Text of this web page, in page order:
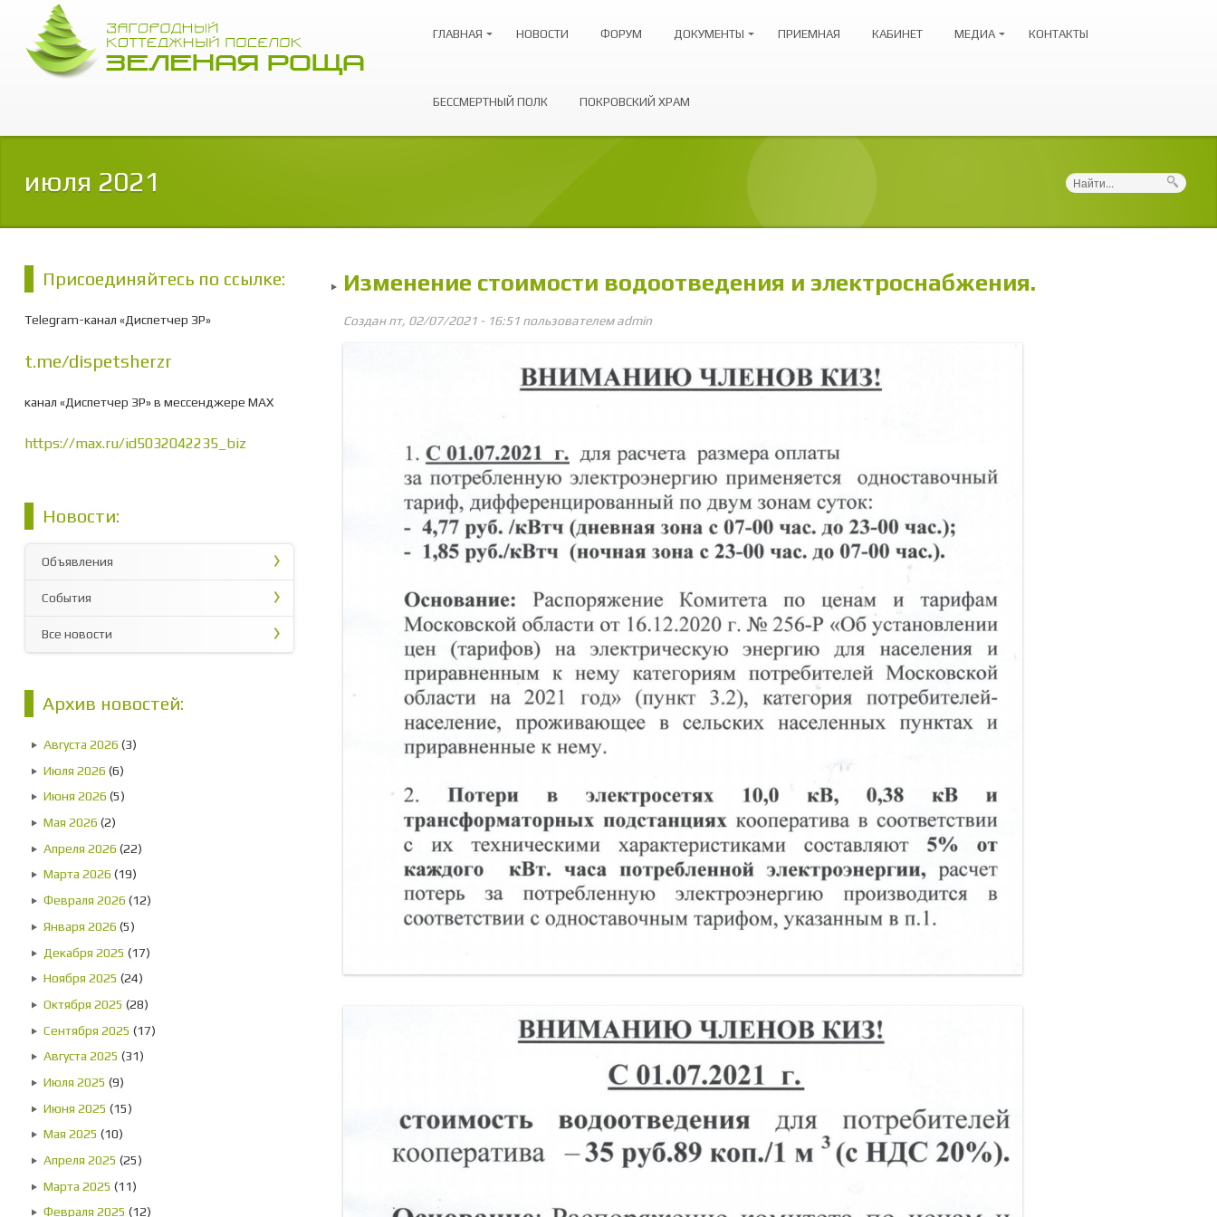
ГЛАВНАЯ НОВОСТИ ФОРУМ ДОКУМЕНТЫ ПРИЕМНАЯ КАБИНЕТ МЕДИА КОНТАКТЫ
БЕССМЕРТНЫЙ ПОЛК ПОКРОВСКИЙ ХРАМ
июля 2021 Поиск
Присоединяйтесь по ссылке:
Telegram-канал «Диспетчер ЗР»
t.me/dispetsherzr
канал «Диспетчер ЗР» в мессенджере МАХ
https://max.ru/id5032042235_biz
Новости:
Объявления
События
Все новости
Архив новостей:
Августа 2026 (3)
Июля 2026 (6)
Июня 2026 (5)
Мая 2026 (2)
Апреля 2026 (22)
Марта 2026 (19)
Февраля 2026 (12)
Января 2026 (5)
Декабря 2025 (17)
Ноября 2025 (24)
Октября 2025 (28)
Сентября 2025 (17)
Августа 2025 (31)
Июля 2025 (9)
Июня 2025 (15)
Мая 2025 (10)
Апреля 2025 (25)
Марта 2025 (11)
Февраля 2025 (12)
Изменение стоимости водоотведения и электроснабжения.
Создан пт, 02/07/2021 - 16:51 пользователемadmin